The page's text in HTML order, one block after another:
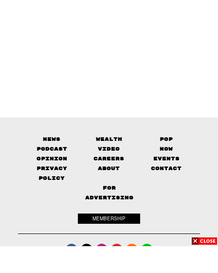
News Wealth
Pop
Podcast
Video
Now
Opinion
Careers
Events
Privacy
Policy
About Contact
FOR
ADVERTISING
MEMBERSHIP